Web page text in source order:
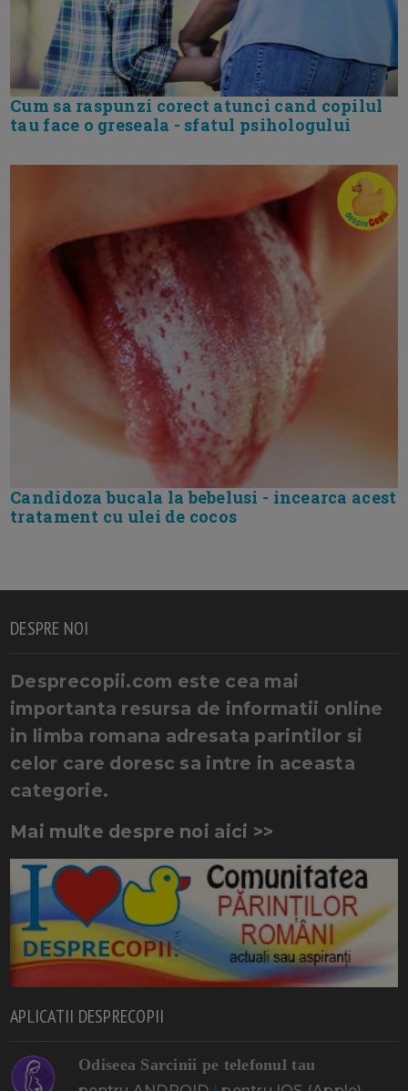
Cum sa raspunzi corect atunci cand copilul
tau face o greseala - sfatul psihologului
Candidoza bucala la bebelusi - incearca acest
tratament cu ulei de cocos
DESPRE NOI
Desprecopii.com este cea mai
importanta resursa de informatii online
in limba romana adresata parintilor si
celor care doresc sa intre in aceasta
categorie.
Mai multe despre noi aici >>
APLICATII DESPRECOPII
Odiseea Sarcinii pe telefonul tau